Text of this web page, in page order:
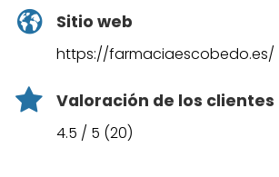
Sitio web
https://farmaciaescobedo.es/
Valoración de los clientes
4.5 / 5 (20)